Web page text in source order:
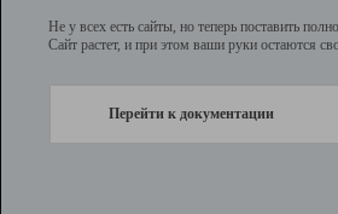
Не у всех есть сайты, но теперь поставить
Сайт растет, и при этом ваши руки остаются
Перейти к документации